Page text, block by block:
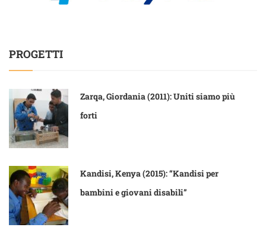
PROGETTI
Zarqa, Giordania (2011): Uniti siamo più
forti
Kandisi, Kenya (2015): “Kandisi per
bambini e giovani disabili”